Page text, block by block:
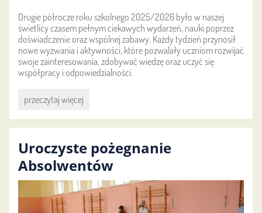
Drugie półrocze roku szkolnego 2025/2026 było w naszej
świetlicy czasem pełnym ciekawych wydarzeń, nauki poprzez
doświadczenie oraz wspólnej zabawy. Każdy tydzień przynosił
nowe wyzwania i aktywności, które pozwalały uczniom rozwijać
swoje zainteresowania, zdobywać wiedzę oraz uczyć się
współpracy i odpowiedzialności.
Drugie
pełne
w
świetlicy
szkolnej:
przeczytaj więcej
Uroczyste pożegnanie
Absolwentów